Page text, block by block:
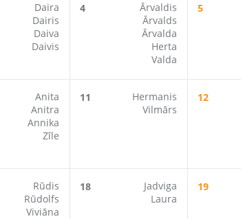
Daira
Dairis
Daiva
Daivis
4
Ārvaldis
Ārvalds
Ārvalda
Herta
Valda
5
Anita
Anitra
Annika
Zīle
11
Hermanis
Vilmārs
12
Rūdis
Rūdolfs
Viviāna
18
Jadviga
Laura
19